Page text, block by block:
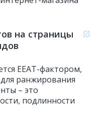
на страницы
EEAT-фактором,
ранжирования
– это
подлинности